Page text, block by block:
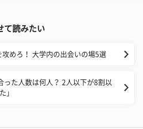
て読みたい
めろ！ 大学内の出会いの場5選
った人数は何人？ 2人以下が8割以
」